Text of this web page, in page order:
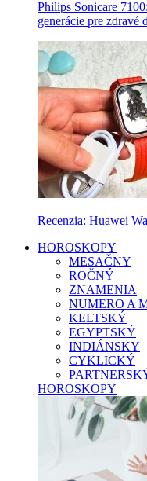
Philips Sonicare
generácie pre zdravé
Recenzia: Huawei
HOROSKOPY
MESAČNY
ROČNÝ
ZNAMENIA
NUMERO A
KELTSKÝ
EGYPTSKÝ
INDIÁNSKY
CYKLICKÝ
HOROSKOPY